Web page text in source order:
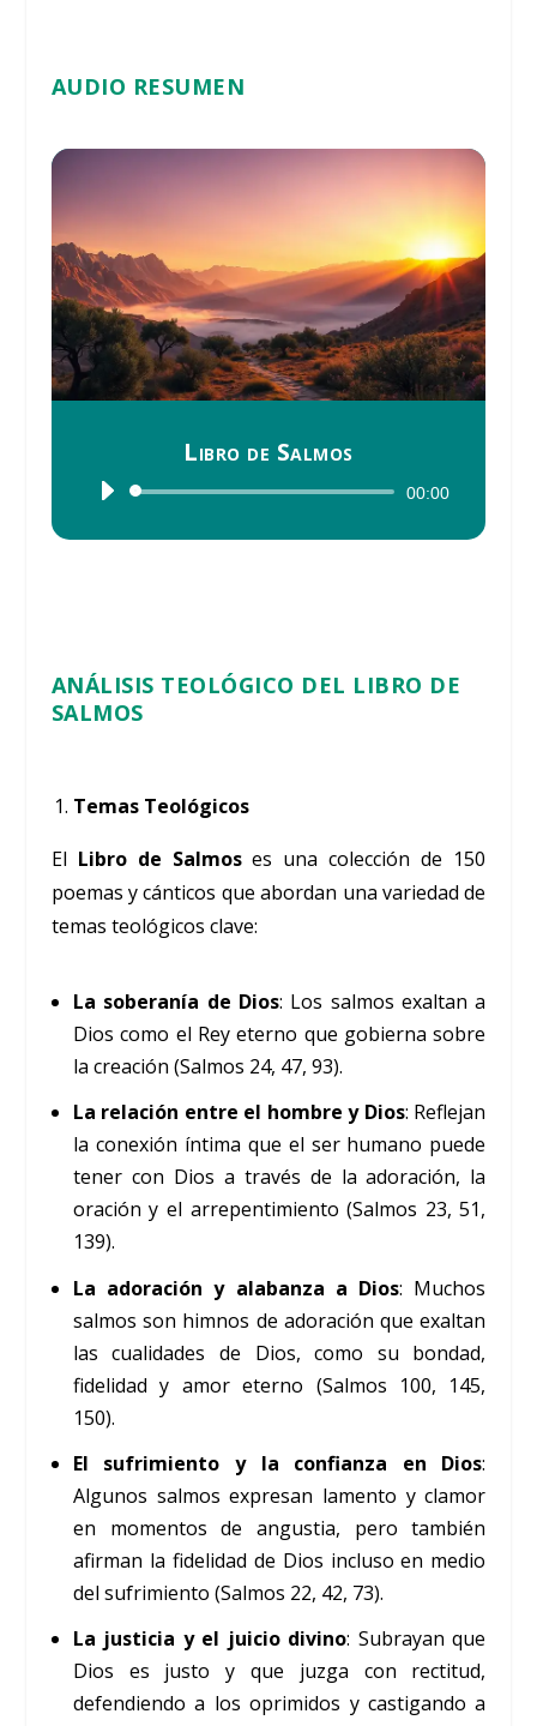
AUDIO RESUMEN
Libro de Salmos
Reproductor
00:00
ANÁLISIS TEOLÓGICO DEL LIBRO DE
SALMOS
Temas Teológicos
El Libro de Salmoses una colección de 150
poemas y cánticos que abordan una variedad de
temas teológicos clave:
La soberanía de Dios: Los salmos exaltan a
Dios como el Rey eterno que gobierna sobre
la creación (Salmos 24, 47, 93).
La relación entre el hombre y Dios: Reflejan
la conexión íntima que el ser humano puede
tener con Dios a través de la adoración, la
oración y el arrepentimiento (Salmos 23, 51,
139).
La adoración y alabanza a Dios: Muchos
salmos son himnos de adoración que exaltan
las cualidades de Dios, como su bondad,
fidelidad y amor eterno (Salmos 100, 145,
150).
El sufrimiento y la confianza en Dios:
Algunos salmos expresan lamento y clamor
en momentos de angustia, pero también
afirman la fidelidad de Dios incluso en medio
del sufrimiento (Salmos 22, 42, 73).
La justicia y el juicio divino: Subrayan que
Dios es justo y que juzga con rectitud,
defendiendo a los oprimidos y castigando a